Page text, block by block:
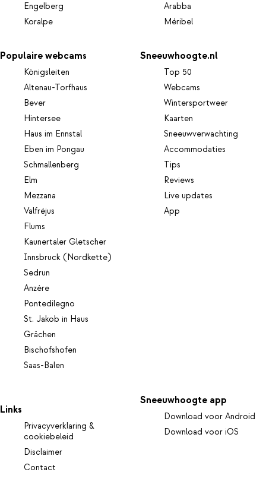
Engelberg
Koralpe
Arabba
Méribel
Populaire webcams
Königsleiten
Altenau-Torfhaus
Bever
Hintersee
Haus im Ennstal
Eben im Pongau
Schmallenberg
Elm
Mezzana
Valfréjus
Flums
Kaunertaler Gletscher
Innsbruck (Nordkette)
Sedrun
Anzère
Pontedilegno
St. Jakob in Haus
Grächen
Bischofshofen
Saas-Balen
Sneeuwhoogte.nl
Top 50
Webcams
Wintersportweer
Kaarten
Sneeuwverwachting
Accommodaties
Tips
Reviews
Live updates
App
Links
Privacyverklaring &
cookiebeleid
Disclaimer
Contact
Sneeuwhoogte app
Download voor Android
Download voor iOS